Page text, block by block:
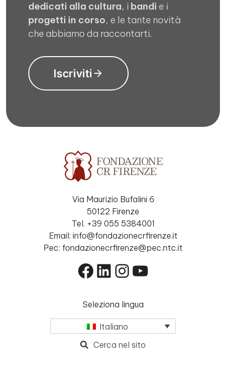
dedicati alla cultura, i bandi e i
progetti in corso, e le tante novità
che abbiamo da raccontarti.
Iscriviti
Via Maurizio Bufalini 6
50122 Firenze
Tel. +39 055 5384001
Email: info@fondazionecrfirenze.it
Pec: fondazionecrfirenze@pec.ntc.it
Facebook
LinkedIn
Instagram
YouTube
Seleziona lingua
Italiano
Cerca nel sito